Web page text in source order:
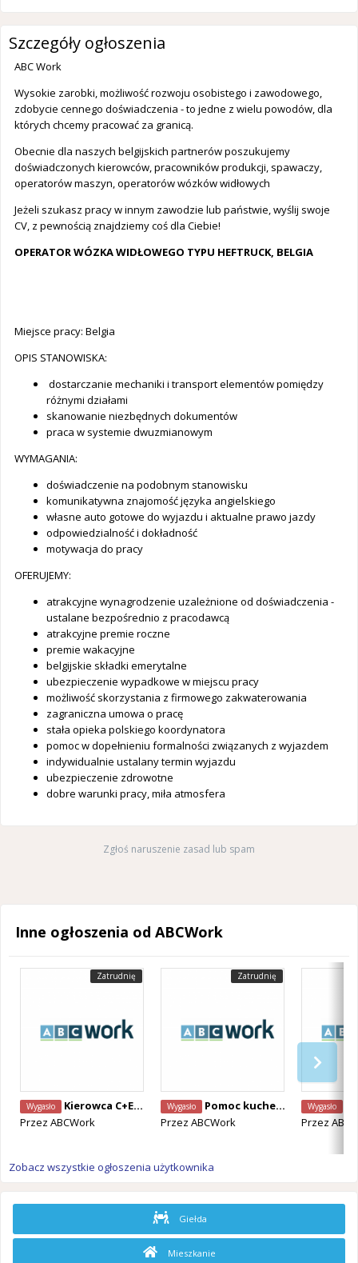
Szczegóły ogłoszenia
ABC Work
Wysokie zarobki, możliwość rozwoju osobistego i zawodowego,
zdobycie cennego doświadczenia - to jedne z wielu powodów, dla
których chcemy pracować za granicą.
Obecnie dla naszych belgijskich partnerów poszukujemy
doświadczonych kierowców, pracowników produkcji, spawaczy,
operatorów maszyn, operatorów wózków widłowych
Jeżeli szukasz pracy w innym zawodzie lub państwie, wyślij swoje
CV, z pewnością znajdziemy coś dla Ciebie!
OPERATOR WÓZKA WIDŁOWEGO TYPU HEFTRUCK, BELGIA
Miejsce pracy: Belgia
OPIS STANOWISKA:
dostarczanie mechaniki i transport elementów pomiędzy
różnymi działami
skanowanie niezbędnych dokumentów
praca w systemie dwuzmianowym
WYMAGANIA:
doświadczenie na podobnym stanowisku
komunikatywna znajomość języka angielskiego
własne auto gotowe do wyjazdu i aktualne prawo jazdy
odpowiedzialność i dokładność
motywacja do pracy
OFERUJEMY:
atrakcyjne wynagrodzenie uzależnione od doświadczenia -
ustalane bezpośrednio z pracodawcą
atrakcyjne premie roczne
premie wakacyjne
belgijskie składki emerytalne
ubezpieczenie wypadkowe w miejscu pracy
możliwość skorzystania z firmowego zakwaterowania
zagraniczna umowa o pracę
stała opieka polskiego koordynatora
pomoc w dopełnieniu formalności związanych z wyjazdem
indywidualnie ustalany termin wyjazdu
ubezpieczenie zdrowotne
dobre warunki pracy, miła atmosfera
Zgłoś naruszenie zasad lub spam
Inne ogłoszenia od ABCWork
Zatrudnię
Wygasło
Kierowca C+E, Belgia
Przez ABCWork
Zatrudnię
Wygasło
Pomoc kuchenna, Belgia
Przez ABCWork
Wygasło
Przez
Zobacz wszystkie ogłoszenia użytkownika
Giełda
Mieszkanie